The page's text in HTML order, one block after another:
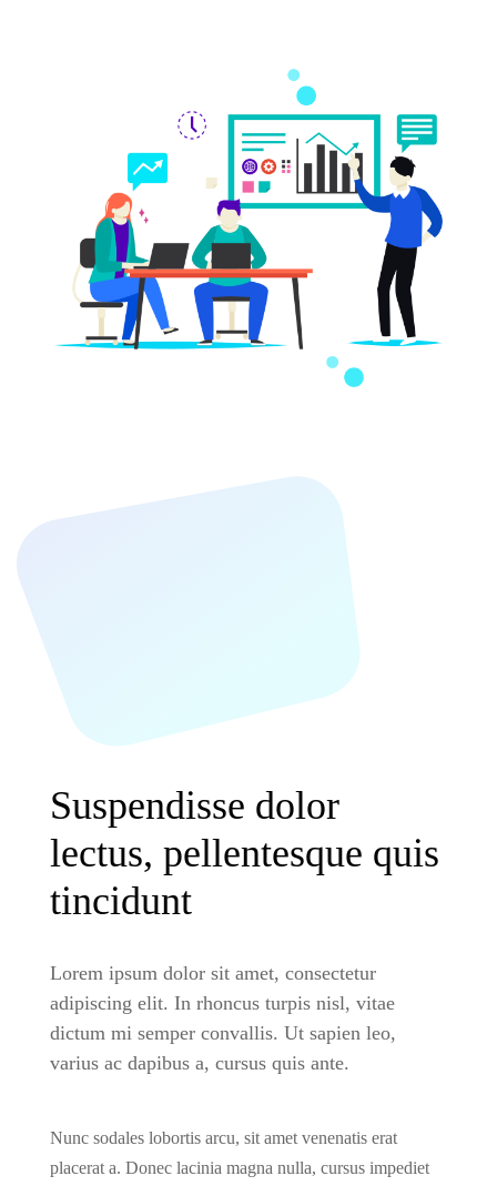
Suspendisse dolor
lectus, pellentesque quis
tincidunt
Lorem ipsum dolor sit amet, consectetur
adipiscing elit. In rhoncus turpis nisl, vitae
dictum mi semper convallis. Ut sapien leo,
varius ac dapibus a, cursus quis ante.
Nunc sodales lobortis arcu, sit amet venenatis erat
placerat a. Donec lacinia magna nulla, cursus impediet